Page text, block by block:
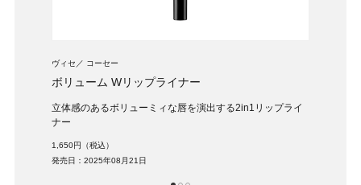
ヴィセ コーセー
ボリューム Wリップライナー
立体感のあるボリューミィな唇を演出する2in1リップライ
ナー
1,650円（税込）
発売日：2025年08月21日